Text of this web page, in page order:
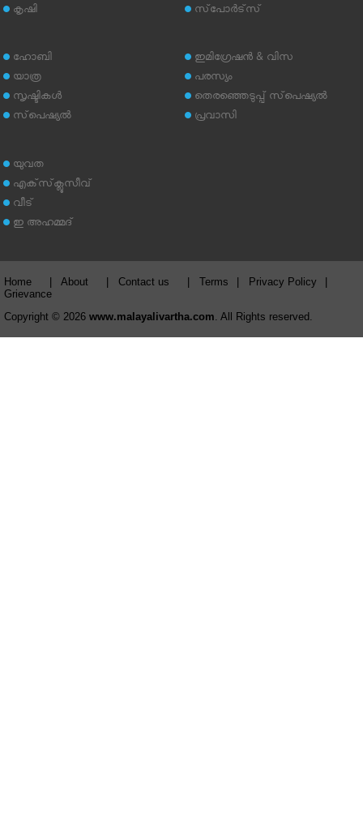
കൃഷി
സ്‌പോര്‍ട്‌സ്
ഹോബി
യാത്ര
സൃഷ്ടികള്‍
സ്‌പെഷ്യല്‍
ഇമിഗ്രേഷന്‍ & വിസ
പരസ്യം
തെരഞ്ഞെടുപ്പ് സ്‌പെഷ്യല്‍
പ്രവാസി
യുവത
എക്‌സ്‌ക്ലൂസീവ്
വീട്
ഇ അഹമ്മദ്‌
Home About Contact us Terms Privacy Policy
Grievance
Copyright © 2026 www.malayalivartha.com . All Rights reserved.